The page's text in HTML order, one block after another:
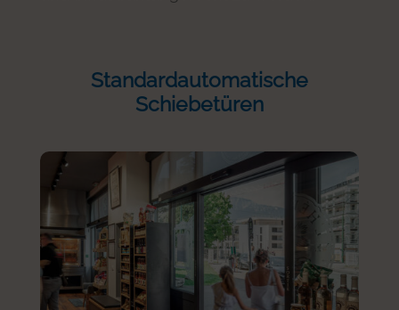
Standardautomatische
Schiebetüren